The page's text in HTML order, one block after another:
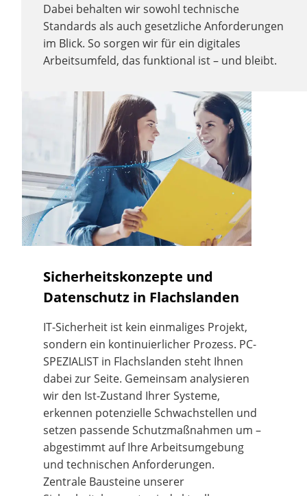
Dabei behalten wir sowohl technische
Standards als auch gesetzliche Anforderungen
im Blick. So sorgen wir für ein digitales
Arbeitsumfeld, das funktional ist – und bleibt.
Sicherheitskonzepte und
Datenschutz in Flachslanden
IT-Sicherheit ist kein einmaliges Projekt,
sondern ein kontinuierlicher Prozess. PC-
SPEZIALIST in Flachslanden steht Ihnen
dabei zur Seite. Gemeinsam analysieren
wir den Ist-Zustand Ihrer Systeme,
erkennen potenzielle Schwachstellen und
setzen passende Schutzmaßnahmen um –
abgestimmt auf Ihre Arbeitsumgebung
und technischen Anforderungen.
Zentrale Bausteine unserer